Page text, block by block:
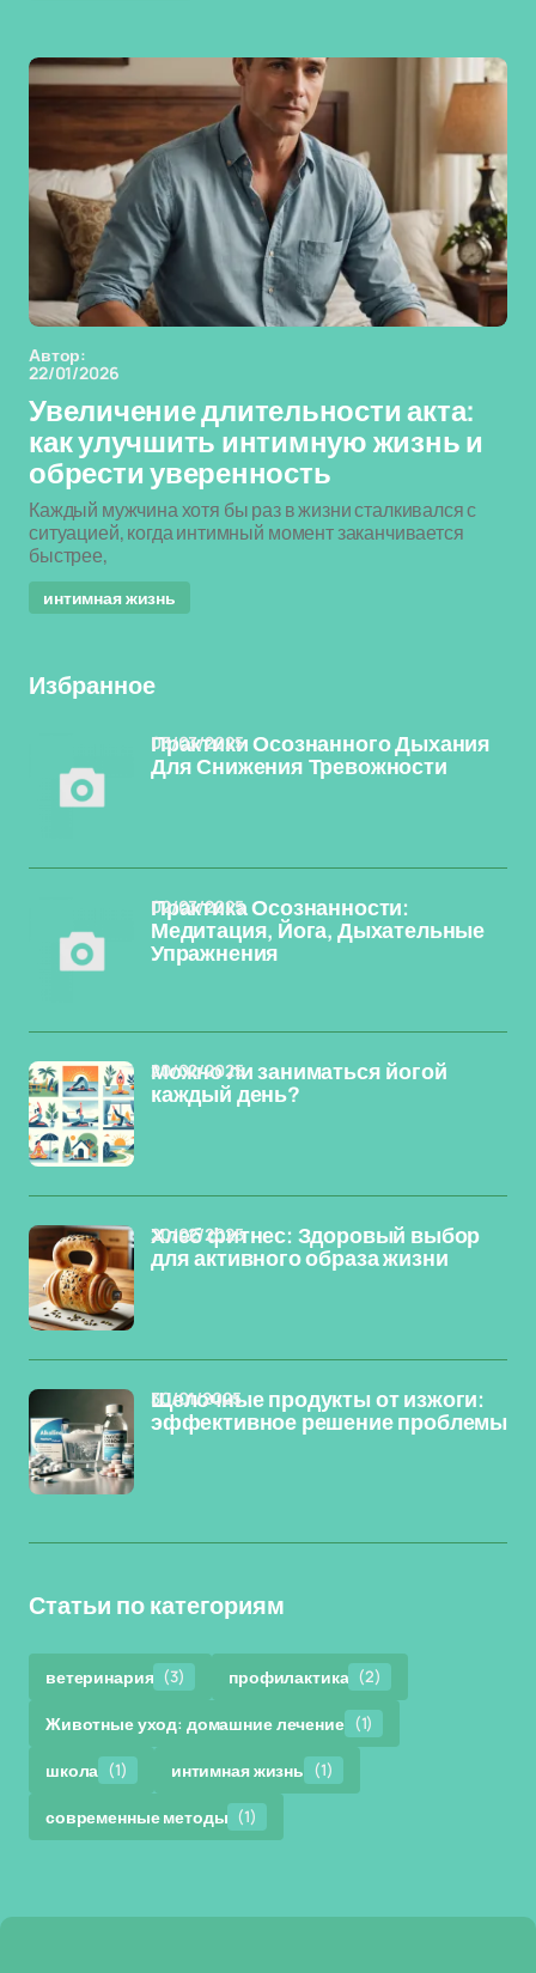
Автор:
22/01/2026
Увеличение длительности акта:
как улучшить интимную жизнь и
обрести уверенность
Каждый мужчина хотя бы раз в жизни сталкивался с
ситуацией, когда интимный момент заканчивается
быстрее,
интимная жизнь
Избранное
Практики Осознанного Дыхания
Для Снижения Тревожности
03/03/2025
Практика Осознанности:
Медитация, Йога, Дыхательные
Упражнения
02/03/2025
Можно ли заниматься йогой
каждый день?
20/02/2025
Хлеб фитнес: Здоровый выбор
для активного образа жизни
20/02/2025
Щелочные продукты от изжоги:
эффективное решение проблемы
30/01/2025
Статьи по категориям
ветеринария (3) профилактика (2)
Животные уход: домашние лечение (1)
школа (1) интимная жизнь (1)
современные методы (1)